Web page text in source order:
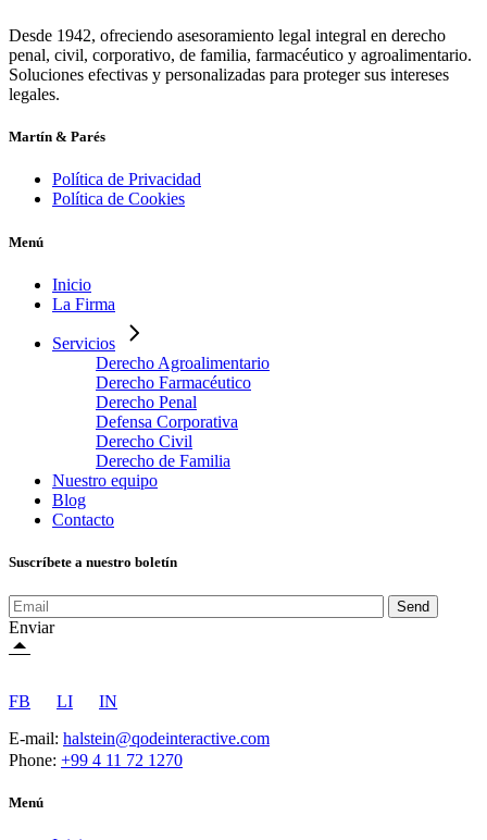
Desde 1942, ofreciendo asesoramiento legal integral en derecho
penal, civil, corporativo, de familia, farmacéutico y agroalimentario.
Soluciones efectivas y personalizadas para proteger sus intereses
legales.
Martín & Parés
Política de Privacidad
Política de Cookies
Menú
Inicio
La Firma
Servicios
Derecho Agroalimentario
Derecho Farmacéutico
Derecho Penal
Defensa Corporativa
Derecho Civil
Derecho de Familia
Nuestro equipo
Blog
Contacto
Suscríbete a nuestro boletín
Send
Enviar
FB LI
IN
E-mail: halstein@qodeinteractive.com
Phone: +99 4 11 72 1270
Menú